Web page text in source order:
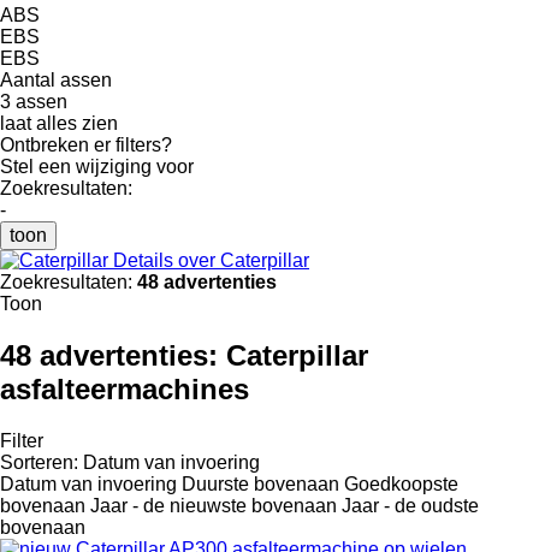
ABS
EBS
EBS
Aantal assen
3 assen
laat alles zien
Ontbreken er filters?
Stel een wijziging voor
Zoekresultaten:
-
toon
Details over Caterpillar
Zoekresultaten: 48 advertenties
Toon
48 advertenties: Caterpillar
asfalteermachines
Filter
Sorteren: Datum van invoering
Datum van invoering Duurste bovenaan Goedkoopste
bovenaan Jaar - de nieuwste bovenaan Jaar - de oudste
bovenaan